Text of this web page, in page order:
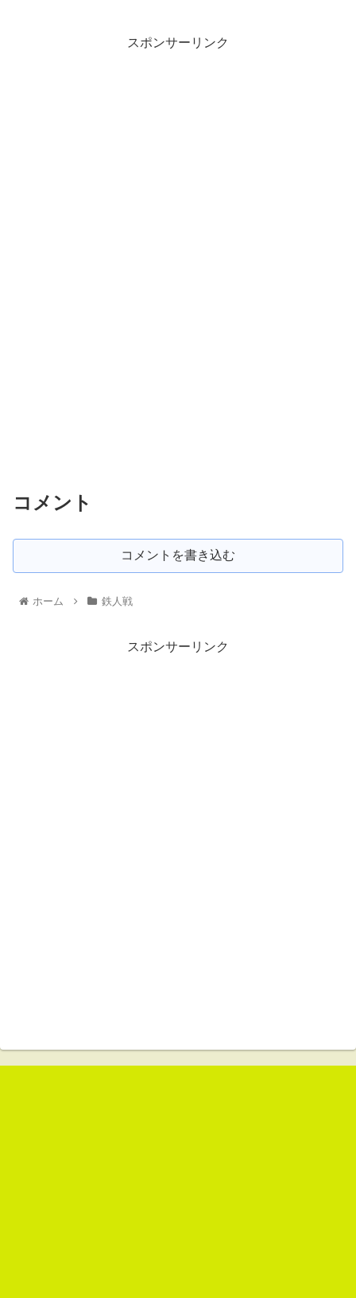
スポンサーリンク
コメント
コメントを書き込む
ホーム 鉄人戦
スポンサーリンク